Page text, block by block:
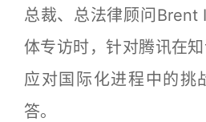
总裁、总法律顾问Brent
体专访时，针对腾讯在
应对国际化进程中的挑
答。